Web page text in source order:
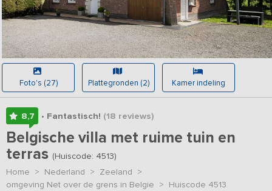
Foto's (27) Plattegronden (2) Kamer indeling
8,7 • Fantastisch! (18 reviews)
Belgische villa met ruime tuin en
terras (Huiscode: 4513)
Home > Nederland > Zeeland >
omgeving Net over de grens in Belgie > Huiscode 4513